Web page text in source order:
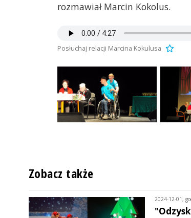
rozmawiał Marcin Kokolus.
Posłuchaj relacji Marcina Kokulusa
Zobacz także
2024-12-01,